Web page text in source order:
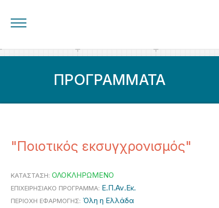
ΠΡΟΓΡΑΜΜΑΤΑ
"Ποιοτικός εκσυγχρονισμός"
ΚΑΤΑΣΤΑΣΗ: ΟΛΟΚΛΗΡΩΜΕΝΟ
ΕΠΙΧΕΙΡΗΣΙΑΚΟ ΠΡΟΓΡΑΜΜΑ: Ε.Π.Αν.Εκ.
ΠΕΡΙΟΧΗ ΕΦΑΡΜΟΓΗΣ: Όλη η Ελλάδα